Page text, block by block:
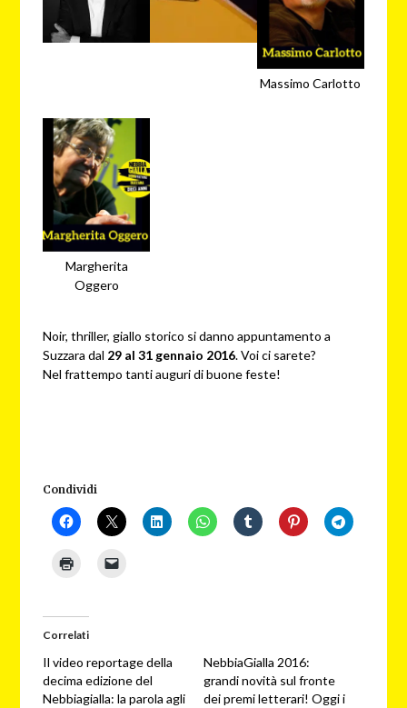
Massimo Carlotto
Margherita
Oggero
Noir, thriller, giallo storico si danno appuntamento a
Suzzara dal 29 al 31 gennaio 2016. Voi ci sarete?
Nel frattempo tanti auguri di buone feste!
Condividi
Correlati
Il video reportage della
decima edizione del
Nebbiagialla: la parola agli
NebbiaGialla 2016:
grandi novità sul fronte
dei premi letterari! Oggi i